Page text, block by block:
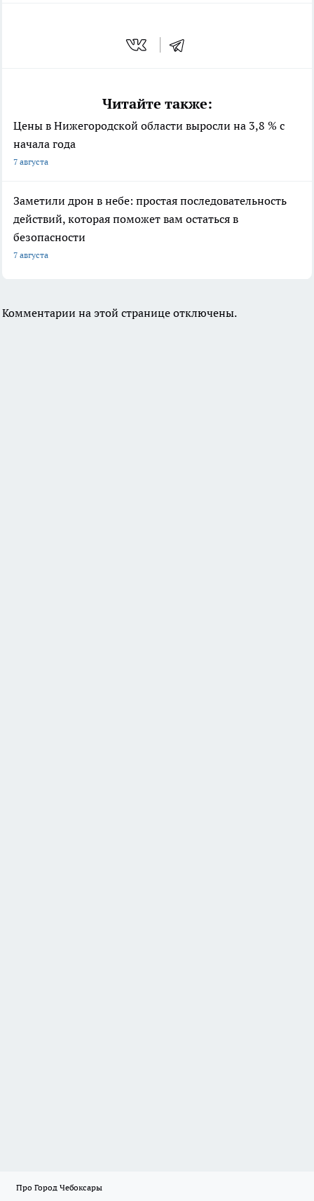
Читайте также:
Цены в Нижегородской области выросли на 3,8 % с
начала года
7 августа
Заметили дрон в небе: простая последовательность
действий, которая поможет вам остаться в
безопасности
7 августа
Комментарии на этой странице отключены.
Про Город Чебоксары